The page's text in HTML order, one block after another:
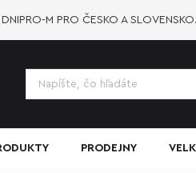
M PRO ČESKO A SLOVENSKO.
PRODEJNY